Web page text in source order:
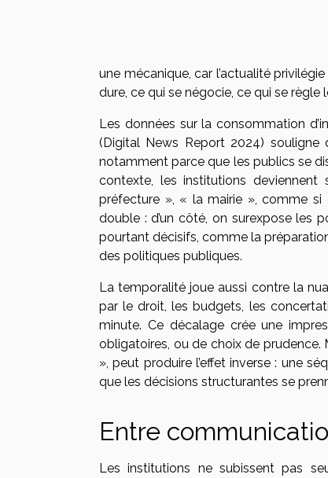
une mécanique, car l’actualité
dure, ce qui se négocie, ce qui se règle
Les données sur la consommation
(Digital News Report 2024) souligne
notamment parce que les publics se
contexte, les institutions
préfecture », « la mairie », comme si
double : d’un côté, on surexpose les
pourtant décisifs, comme la
des politiques publiques.
La temporalité joue aussi contre la
par le droit, les budgets, les
minute. Ce décalage crée une
obligatoires, ou de choix de prudence.
», peut produire l’effet inverse : une
que les décisions structurantes se
Entre
Les institutions ne subissent pas